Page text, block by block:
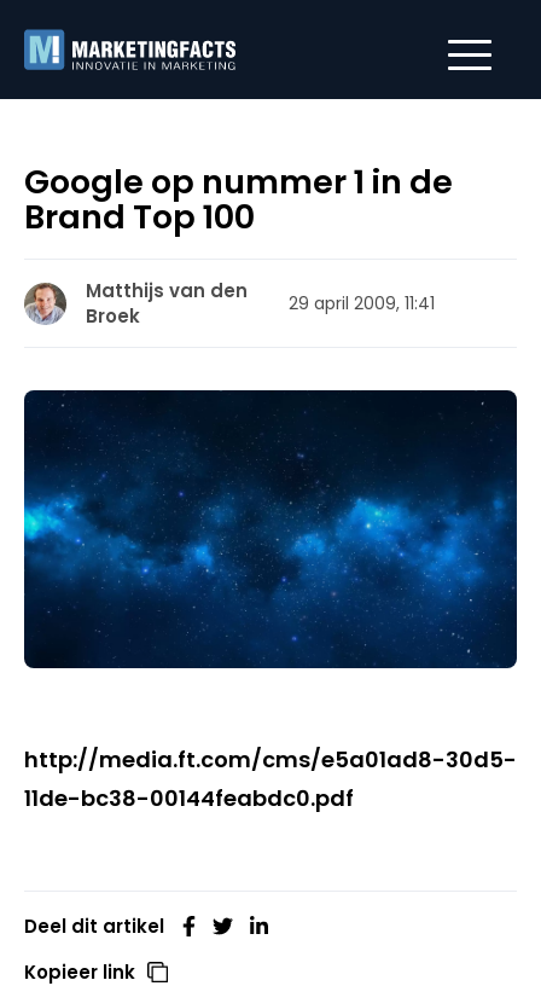
Google op nummer 1 in de
Brand Top 100
Matthijs van den
Broek
29 april 2009, 11:41
http://media.ft.com/cms/e5a01ad8-30d5-
11de-bc38-00144feabdc0.pdf
Deel dit artikel
Kopieer link